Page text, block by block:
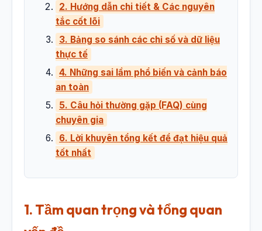
2. Hướng dẫn chi tiết & Các nguyên
tắc cốt lõi
3. Bảng so sánh các chỉ số và dữ liệu
thực tế
4. Những sai lầm phổ biến và cảnh báo
an toàn
5. Câu hỏi thường gặp (FAQ) cùng
chuyên gia
6. Lời khuyên tổng kết để đạt hiệu quả
tốt nhất
1. Tầm quan trọng và tổng quan